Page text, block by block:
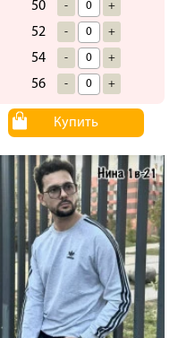
50 - +
52 - +
54 - +
56 - +
Купить